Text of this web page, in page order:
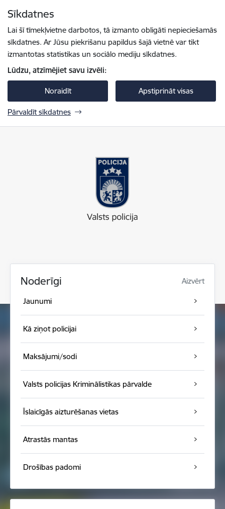
Sīkdatnes
Lai šī tīmekļvietne darbotos, tā izmanto obligāti nepieciešamās
sīkdatnes. Ar Jūsu piekrišanu papildus šajā vietnē var tikt
izmantotas statistikas un sociālo mediju sīkdatnes.
Lūdzu, atzīmējiet savu izvēli:
Noraidīt Apstiprināt visas
Pārvaldīt sīkdatnes
Noderīgi Aizvērt
Jaunumi
Kā ziņot policijai
Maksājumi/sodi
Valsts policijas Kriminālistikas pārvalde
Īslaicīgās aizturēšanas vietas
Atrastās mantas
Drošības padomi